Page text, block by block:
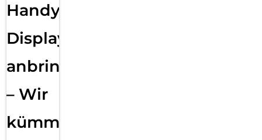
Handy
Displayfolie
anbringen
– Wir
kümmern